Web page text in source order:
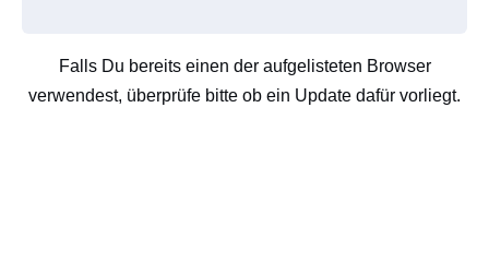
Falls Du bereits einen der aufgelisteten Browser
verwendest, überprüfe bitte ob ein Update dafür vorliegt.